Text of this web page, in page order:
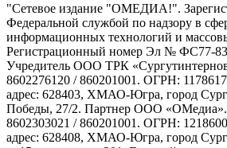
"Сетевое издание "ОМЕДИА!".
Федеральной службой по надзору в
информационных технологий и
Регистрационный номер Эл № ФС77-
Учредитель ООО ТРК
8602276120 / 860201001. ОГРН:
адрес: 628403, ХМАО-Югра, город
Победы, 27/2. Партнер ООО
8602303021 / 860201001. ОГРН:
адрес: 628408, ХМАО-Югра, город